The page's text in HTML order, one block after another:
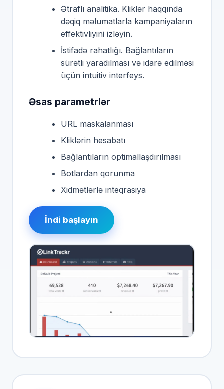
Ətraflı analitika. Kliklər haqqında
dəqiq məlumatlarla kampaniyaların
effektivliyini izləyin.
İstifadə rahatlığı. Bağlantıların
sürətli yaradılması və idarə edilməsi
üçün intuitiv interfeys.
Əsas parametrlər
URL maskalanması
Kliklərin hesabatı
Bağlantıların optimallaşdırılması
Botlardan qorunma
Xidmətlərlə inteqrasiya
İndi başlayın